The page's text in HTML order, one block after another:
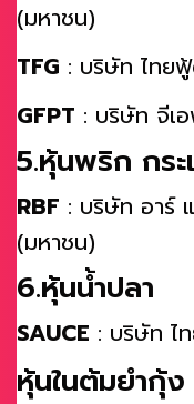
(มหาชน)
TFG : บริษัท ไทย
GFPT : บริษัท จีเ
5.หุ้นพริก กระ
RBF : บริษัท อาร์
(มหาชน)
6.หุ้นน้ำปลา
SAUCE : บริษัท ไ
หุ้นในต้มยำกุ้